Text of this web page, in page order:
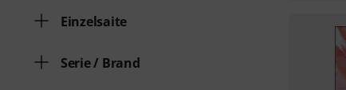
Einzelsaite
Serie / Brand